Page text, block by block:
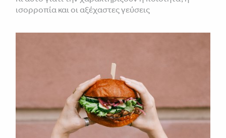
ισορροπία και οι αξέχαστες γεύσεις